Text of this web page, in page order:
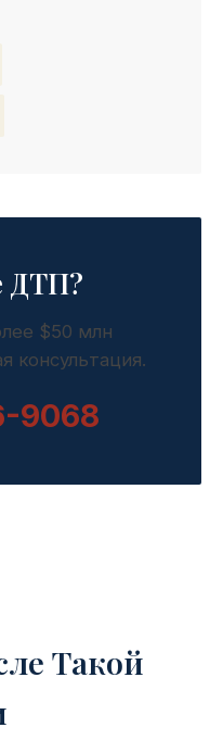
ДТП?
$50 млн
консультация.
9068
Такой